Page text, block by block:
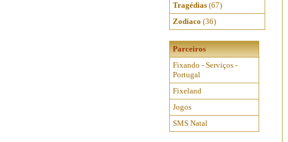
Tragédias (67)
Zodíaco (36)
Parceiros
Fixando - Serviços -
Portugal
Fixeland
Jogos
SMS Natal